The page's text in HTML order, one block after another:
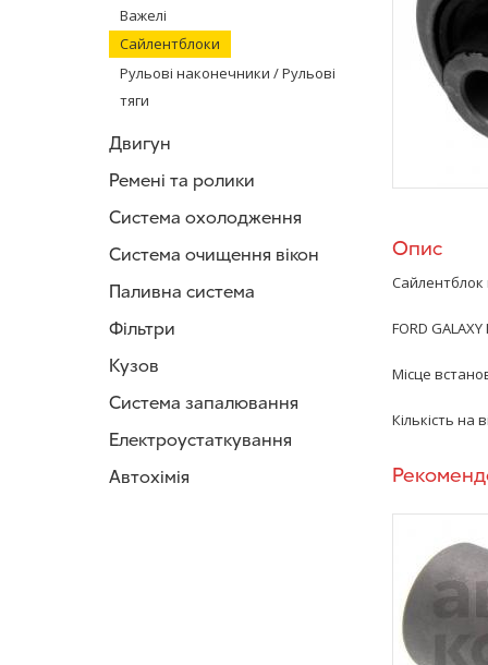
Важелі
Сайлентблоки
Рульові наконечники / Рульові
тяги
Двигун
Ремені та ролики
Система охолодження
Система очищення вікон
Паливна система
Фільтри
Кузов
Система запалювання
Електроустаткування
Автохімія
Опис
FORD
Місце
Кількість на